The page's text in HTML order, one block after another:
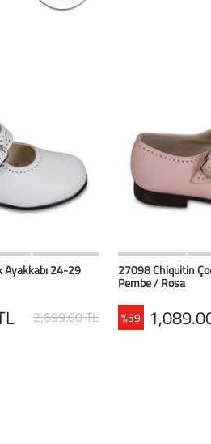
Favorilerim
Ayakkabı 24-29
2,699.00 TL
HIZLI BAK
27098 Chiquitin
Pembe / Rosa
%59